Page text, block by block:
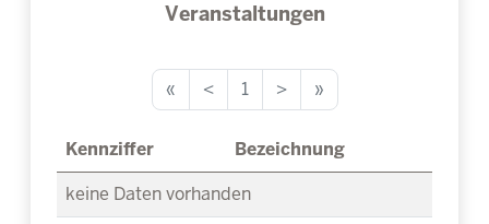
Veranstaltungen
« < 1 > »
Kennziffer
Bezeichnung
keine Daten vorhanden